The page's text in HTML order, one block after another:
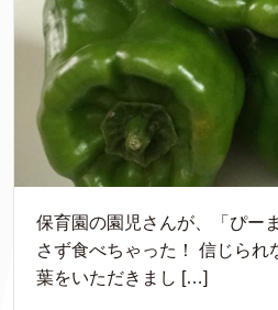
保育園の園児さんが、「ぴー
さず食べちゃった！ 信じられ
葉をいただきまし […]